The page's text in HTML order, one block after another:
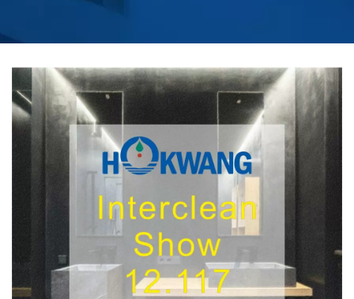
AMSTERDAM 14-17 MEI
2024 | PRODUSEN
KURSI TOILET PEMANAS
DENGAN REMOTE
CONTROL | HOKWANG